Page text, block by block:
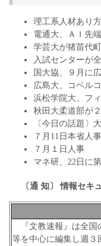
理工系人材あり
電通大、ＡＩ先
学芸大が猪苗代
入試センターが
国大協、９月に
広島大、コベル
浜松学院大、フ
秋田大柔道部が
〔今日の話題〕
７月11日本省人事
７月１日人事
マネ研、22日に
〔通 知〕 情報セキ
『文教速報』は全国
等を中心に編集し週３